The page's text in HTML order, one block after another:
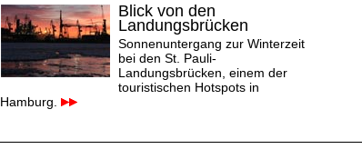
Blick von den
Landungsbrücken
Sonnenuntergang zur Winterzeit
bei den St. Pauli-
Landungsbrücken, einem der
touristischen Hotspots in
Hamburg.